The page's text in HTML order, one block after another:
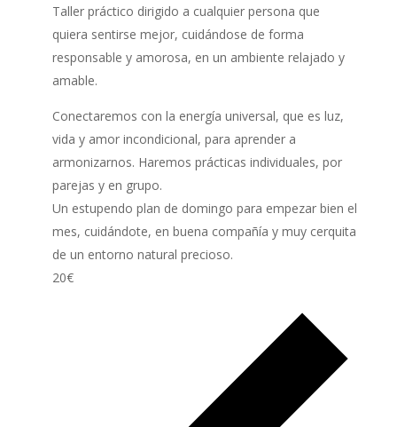
Taller práctico dirigido a cualquier persona que
quiera sentirse mejor, cuidándose de forma
responsable y amorosa, en un ambiente relajado y
amable.
Conectaremos con la energía universal, que es luz,
vida y amor incondicional, para aprender a
armonizarnos. Haremos prácticas individuales, por
parejas y en grupo.
Un estupendo plan de domingo para empezar bien el
mes, cuidándote, en buena compañía y muy cerquita
de un entorno natural precioso.
20€